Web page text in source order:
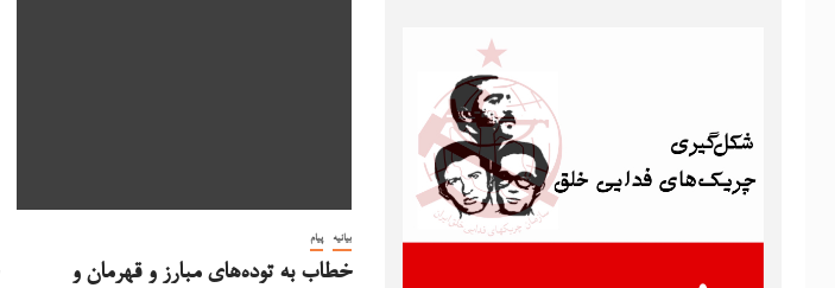
بیانیه پیام
خطاب به توده‌های مبارز و قهرمان و